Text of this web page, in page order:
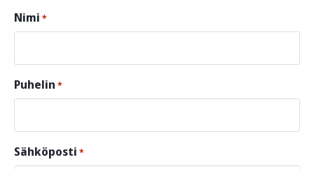
Nimi *
Puhelin *
Sähköposti *